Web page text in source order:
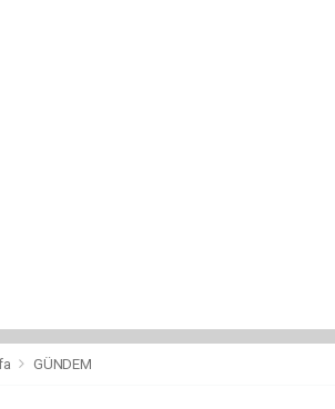
GÜNDEM